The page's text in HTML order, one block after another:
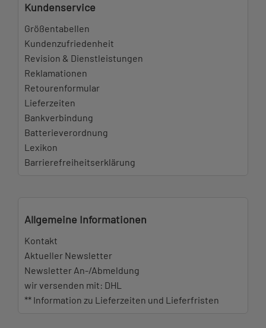
Kundenservice
Größentabellen
Kundenzufriedenheit
Revision & Dienstleistungen
Reklamationen
Retourenformular
Lieferzeiten
Bankverbindung
Batterieverordnung
Lexikon
Barrierefreiheitserklärung
Allgemeine Informationen
Kontakt
Aktueller Newsletter
Newsletter An-/Abmeldung
wir versenden mit: DHL
** Information zu Lieferzeiten und Lieferfristen